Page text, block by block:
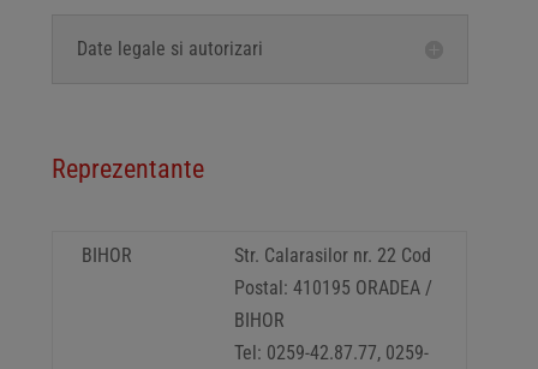
Date legale si autorizari
Reprezentante
BIHOR
Str. Calarasilor nr. 22 Cod
Postal: 410195 ORADEA /
BIHOR
Tel: 0259-42.87.77, 0259-